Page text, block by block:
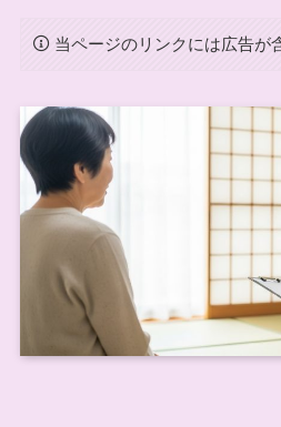
当ページのリンクには広告が